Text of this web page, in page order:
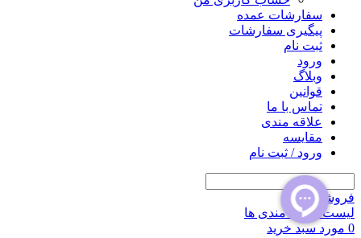
سفارشات عمده
پیگیری سفارشات
ثبت نام
ورود
وبلاگ
قوانین
تماس با ما
علاقه مندی
مقايسه
ورود / ثبت نام
فروشگاه
لیست علاقه مندی ها
0 مورد سبد خرید